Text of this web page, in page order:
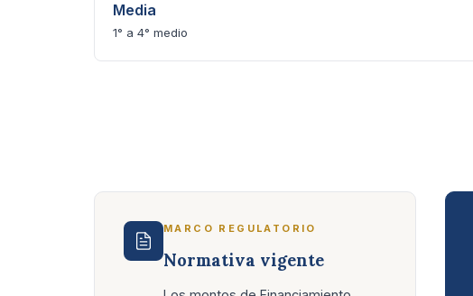
Media
1° a 4° medio
MARCO REGULATORIO
Normativa vigente